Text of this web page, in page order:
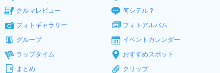
クルマレビュー
何シテル？
フォトギャラリー
フォトアルバム
グループ
イベントカレンダー
ラップタイム
おすすめスポット
まとめ
クリップ